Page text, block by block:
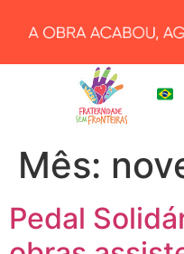
Mês:
Pedal